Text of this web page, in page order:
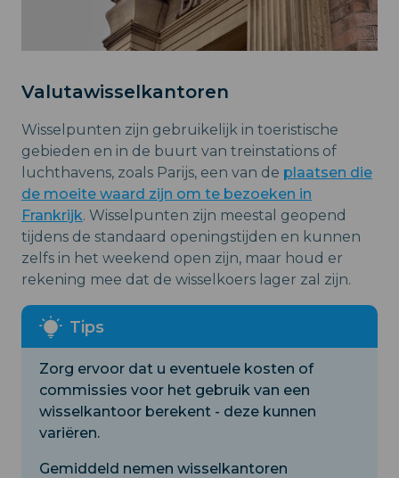
Valutawisselkantoren
Wisselpunten zijn gebruikelijk in toeristische
gebieden en in de buurt van treinstations of
luchthavens, zoals Parijs, een van de plaatsen die
de moeite waard zijn om te bezoeken in
Frankrijk. Wisselpunten zijn meestal geopend
tijdens de standaard openingstijden en kunnen
zelfs in het weekend open zijn, maar houd er
rekening mee dat de wisselkoers lager zal zijn.
Zorg ervoor dat u eventuele kosten of
commissies voor het gebruik van een
wisselkantoor berekent - deze kunnen
variëren.
Gemiddeld nemen wisselkantoren